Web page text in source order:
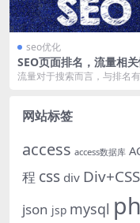
seo优化
SEO页面排名，流量相关
该如何理解？
流量对于搜索而言，与排名
网站标签
access access数据库
程 css div Div+CSS
json jsp mysql